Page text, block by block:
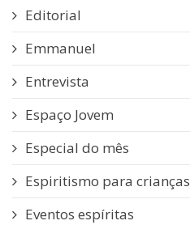
Editorial
Emmanuel
Entrevista
Espaço Jovem
Especial do mês
Espiritismo para crianças
Eventos espíritas